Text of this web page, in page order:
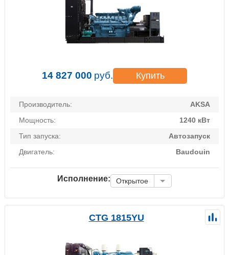
14 827 000 руб. Купить
Производитель:
AKSA
Мощность:
1240 кВт
Тип запуска:
Автозапуск
Двигатель:
Baudouin
Исполнение: Открытое
CTG 1815YU